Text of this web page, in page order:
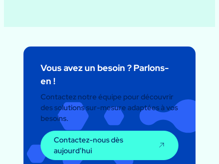
Vous avez un besoin ? Parlons-
en !
Contactez notre équipe pour découvrir
des solutions sur-mesure adaptées à vos
besoins.
Contactez-nous dès
aujourd’hui